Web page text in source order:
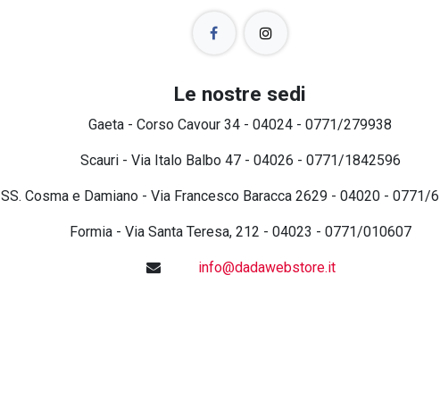
Le nostre sedi
Gaeta - Corso Cavour 34 - 04024 - 0771/279938
Scauri - Via Italo Balbo 47 - 04026 - 0771/1842596
SS. Cosma e Damiano - Via Francesco Baracca 2629 - 04020 - 0771/
Formia - Via Santa Teresa, 212 - 04023 - 0771/010607
info@dadawebstore.it